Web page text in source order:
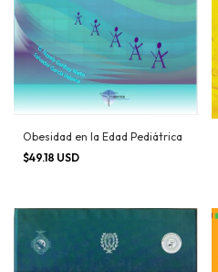
Obesidad en la Edad Pediátrica
$49.18 USD